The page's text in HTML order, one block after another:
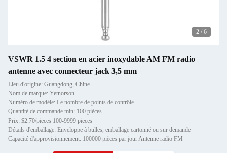
2 / 6
VSWR 1.5 4 section en acier inoxydable AM FM radio
antenne avec connecteur jack 3,5 mm
Lieu d'origine: Guangdong, Chine
Nom de marque: Yetnorson
Numéro de modèle: Le nombre de points de contrôle
Quantité de commande min: 100 pièces
Prix: $2.70/pieces 100-9999 pieces
Détails d'emballage: Enveloppe à bulles, emballage cartonné ou sur demande
Capacité d'approvisionnement: 100000 pièces par jour Antenne radio FM